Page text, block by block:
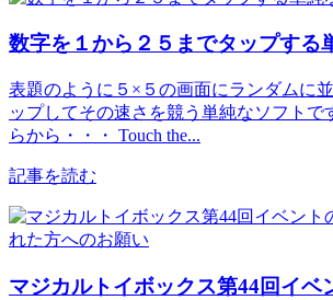
数字を１から２５までタップする
表題のように５×５の画面にランダムに
ップしてその速さを競う単純なソフトで
らから・・・ Touch the...
記事を読む
マジカルトイボックス第44回イベ